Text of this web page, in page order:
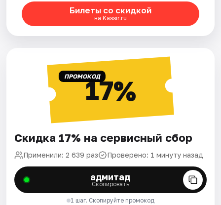
Билеты со скидкой
на Kassir.ru
ПРОМОКОД17%
Скидка 17% на сервисный сбор
Применили: 2 639 раз Проверено: 1 минуту назад
адмитад
Скопировать
1 шаг. Скопируйте промокод